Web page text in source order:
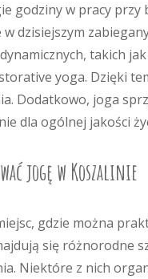
godziny w pracy
dzisiejszym
takich
yoga. Dzięki
Dodatkowo, joga
dla ogólnej jakości
jogę w Koszalinie
gdzie można
się różnorodne
Niektóre z nich